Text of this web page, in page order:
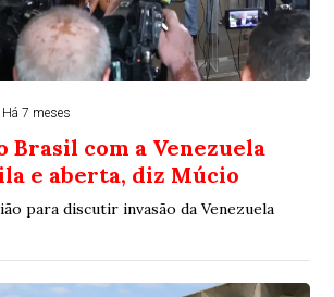
Há 7 meses
Brasil com a Venezuela
e aberta, diz Múcio
para discutir invasão da Venezuela